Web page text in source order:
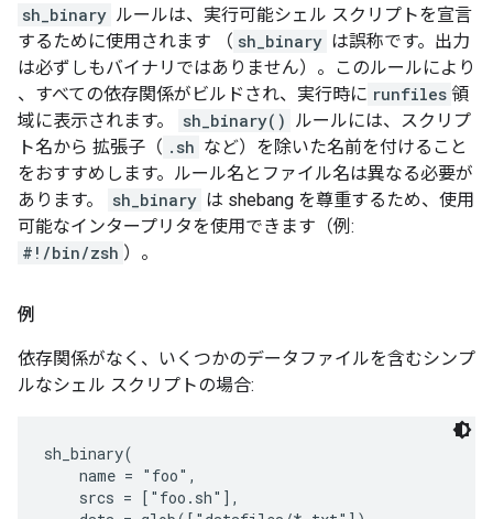
sh_binary ルールは、実行可能シェル スクリプトを宣言
するために使用されます （ sh_binary は誤称です。出力
は必ずしもバイナリではありません）。このルールにより
、すべての依存関係がビルドされ、実行時に runfiles 領
域に表示されます。
sh_binary() ルールには、スクリプ
ト名から 拡張子（ .sh など）を除いた名前を付けること
をおすすめします。ルール名とファイル名は異なる必要が
あります。
sh_binary は shebang を尊重するため、使用
可能なインタープリタを使用できます（例:
#!/bin/zsh ）。
例
依存関係がなく、いくつかのデータファイルを含むシンプ
ルなシェル スクリプトの場合:
sh_binary(
    name = "foo",
    srcs = ["foo.sh"],